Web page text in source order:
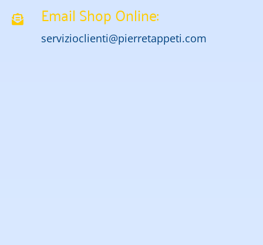
Email Shop Online:
servizioclienti@pierretappeti.com